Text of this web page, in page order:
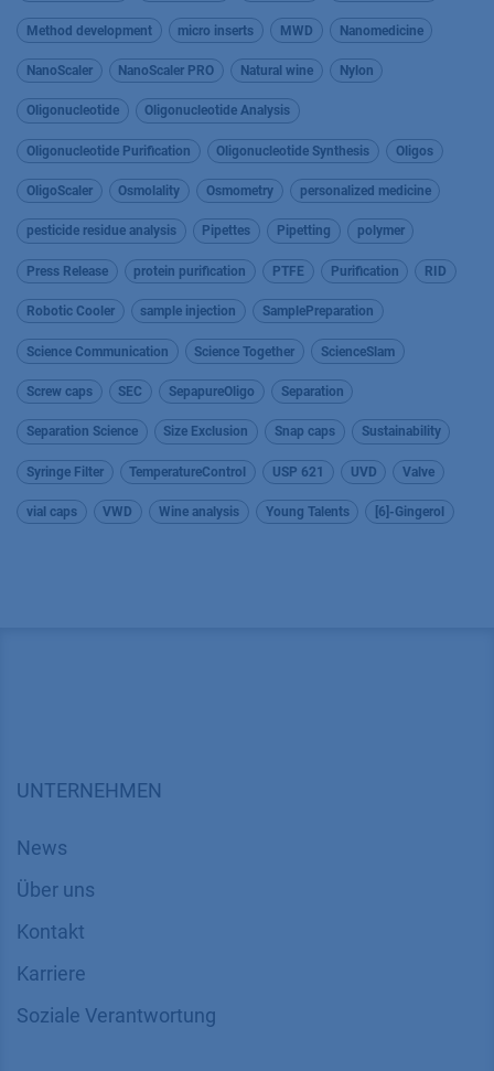
Method development micro inserts MWD Nanomedicine
NanoScaler NanoScaler PRO Natural wine Nylon
Oligonucleotide Oligonucleotide Analysis
Oligonucleotide Purification Oligonucleotide Synthesis Oligos
OligoScaler Osmolality Osmometry personalized medicine
pesticide residue analysis Pipettes Pipetting polymer
Press Release protein purification PTFE Purification RID
Robotic Cooler sample injection SamplePreparation
Science Communication Science Together ScienceSlam
Screw caps SEC SepapureOligo Separation
Separation Science Size Exclusion Snap caps Sustainability
Syringe Filter TemperatureControl USP 621 UVD Valve
vial caps VWD Wine analysis Young Talents [6]-Gingerol
UNTERNEHMEN
News
Über uns
Kontakt
Karriere
Soziale Verantwortung